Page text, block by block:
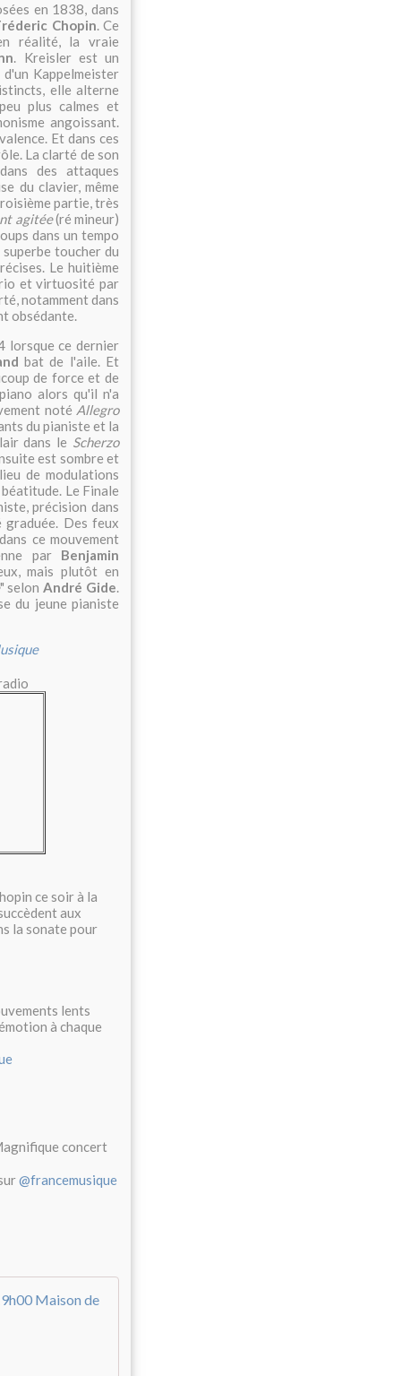
en 1838, dans
Chopin. Ce
réalité, la vraie
. Kreisler est un
Kappelmeister
elle alterne
plus calmes et
angoissant.
Et dans ces
La clarté de son
des attaques
du clavier, même
partie, très
agitée(ré mineur)
dans un tempo
toucher du
Le huitième
et virtuosité par
notamment dans
obsédante.
lorsque ce dernier
bat de l'aile. Et
de force et de
alors qu'il n'a
noté Allegro
du pianiste et la
dans le Scherzo
est sombre et
de modulations
Le Finale
précision dans
Des feux
ce mouvement
par Benjamin
mais plutôt en
" selonAndré Gide.
du jeune pianiste
ce soir à la
aux
la sonate pour
lents
à chaque
concert
@francemusique